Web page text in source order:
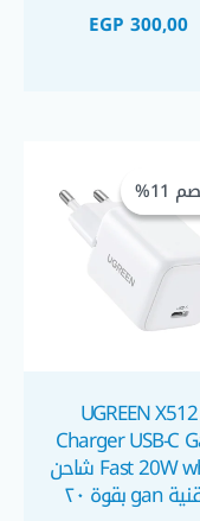
بي I EGP 300,00
UGREEN X512
Charger USB-C
Fast 20W white شاحن
بتقنية gan بقوة ٢٠
هو:
620,00.
هو:
550,00.